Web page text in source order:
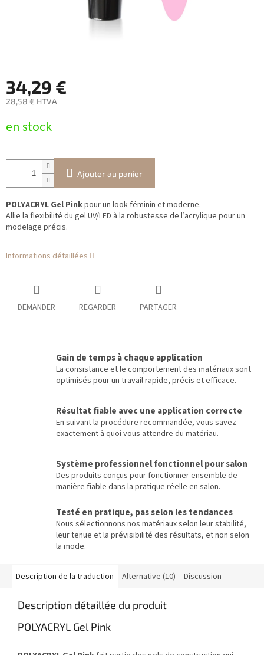
34,29 €
28,58 € HTVA
de
en stock
Ajouter au panier
POLYACRYL Gel Pinkpour un look féminin et moderne.
Allie la flexibilité du gel UV/LED à la robustesse de l’acrylique pour un
modelage précis.
Informations détaillées
DEMANDER REGARDER PARTAGER
Gain de temps à chaque application
La consistance et le comportement des matériaux sont
optimisés pour un travail rapide, précis et efficace.
Résultat fiable avec une application correcte
En suivant la procédure recommandée, vous savez
exactement à quoi vous attendre du matériau.
Système professionnel fonctionnel pour salon
Des produits conçus pour fonctionner ensemble de
manière fiable dans la pratique réelle en salon.
Testé en pratique, pas selon les tendances
Nous sélectionnons nos matériaux selon leur stabilité,
leur tenue et la prévisibilité des résultats, et non selon
la mode.
Description de la traduction Alternative (10) Discussion
Description détaillée du produit
POLYACRYL Gel Pink